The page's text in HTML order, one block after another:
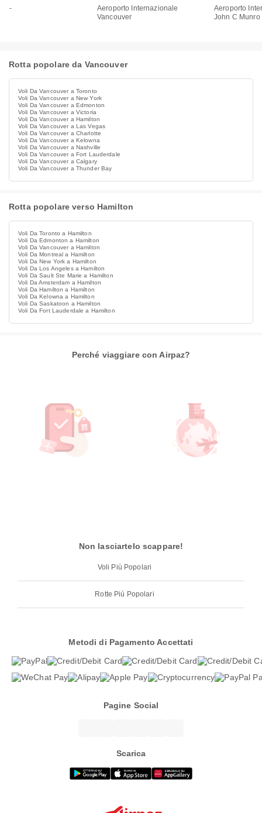
-
Aeroporto Internazionale
Vancouver
Aeroporto
John C
Rotta popolare da Vancouver
Voli Da Vancouver a Toronto
Voli Da Vancouver a New York
Voli Da Vancouver a Edmonton
Voli Da Vancouver a Victoria
Voli Da Vancouver a Hamilton
Voli Da Vancouver a Las Vegas
Voli Da Vancouver a Charlotte
Voli Da Vancouver a Kelowna
Voli Da Vancouver a Nashville
Voli Da Vancouver a Fort Lauderdale
Voli Da Vancouver a Calgary
Voli Da Vancouver a Thunder Bay
Rotta popolare verso Hamilton
Voli Da Toronto a Hamilton
Voli Da Edmonton a Hamilton
Voli Da Vancouver a Hamilton
Voli Da Montreal a Hamilton
Voli Da New York a Hamilton
Voli Da Los Angeles a Hamilton
Voli Da Sault Ste Marie a Hamilton
Voli Da Amsterdam a Hamilton
Voli Da Hamilton a Hamilton
Voli Da Kelowna a Hamilton
Voli Da Saskatoon a Hamilton
Voli Da Fort Lauderdale a Hamilton
Perché viaggiare con Airpaz?
Non lasciartelo scappare!
Voli Più Popolari
Rotte Più Popolari
Metodi di Pagamento Accettati
Pagine Social
Scarica